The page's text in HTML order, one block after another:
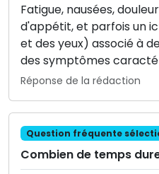
Fatigue, nausées,
d'appétit, et parfois un
et des yeux) associé à
des symptômes
Réponse de la rédaction
Question fréquente
Combien de temps